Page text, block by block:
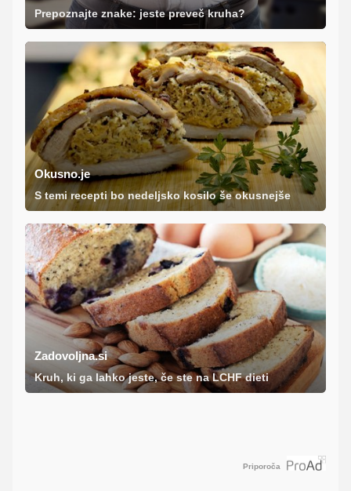
Prepoznajte znake: jeste preveč kruha?
Okusno.je
S temi recepti bo nedeljsko kosilo še okusnejše
Zadovoljna.si
Kruh, ki ga lahko jeste, če ste na LCHF dieti
Priporoča